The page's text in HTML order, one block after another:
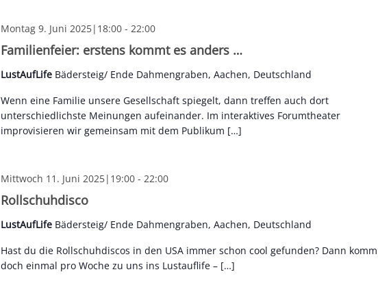
Familienfeier: erstens kommt es anders …
Montag 9. Juni 2025|18:00- 22:00
LustAufLife Bädersteig/ Ende Dahmengraben, Aachen, Deutschland
Wenn eine Familie unsere Gesellschaft spiegelt, dann treffen auch dort
unterschiedlichste Meinungen aufeinander. Im interaktives Forumtheater
improvisieren wir gemeinsam mit dem Publikum […]
Rollschuhdisco
Mittwoch 11. Juni 2025|19:00- 22:00
LustAufLife Bädersteig/ Ende Dahmengraben, Aachen, Deutschland
Hast du die Rollschuhdiscos in den USA immer schon cool gefunden? Dann komm
doch einmal pro Woche zu uns ins Lustauflife – […]